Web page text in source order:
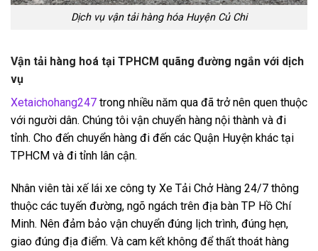
Dịch vụ vận tải hàng hóa Huyện Củ Chi
Vận tải hàng hoá tại TPHCM quãng đường ngắn với dịch
vụ
Xetaichohang247 trong nhiều năm qua đã trở nên quen thuộc
với người dân. Chúng tôi vận chuyển hàng nội thành và đi
tỉnh. Cho đến chuyển hàng đi đến các Quận Huyện khác tại
TPHCM và đi tỉnh lân cận.
Nhân viên tài xế lái xe công ty Xe Tải Chở Hàng 24/7 thông
thuộc các tuyến đường, ngõ ngách trên địa bàn TP Hồ Chí
Minh. Nên đảm bảo vận chuyển đúng lịch trình, đúng hẹn,
giao đúng địa điểm. Và cam kết không để thất thoát hàng